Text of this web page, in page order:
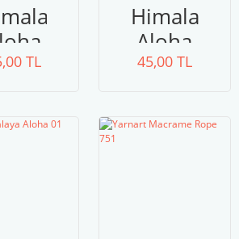
08TL
Himalaya
Aloha
07
45,00 TL